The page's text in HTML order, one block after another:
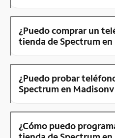
¿Puedo comprar un
tienda de Spectrum
¿Puedo probar
Spectrum en
¿Cómo puedo